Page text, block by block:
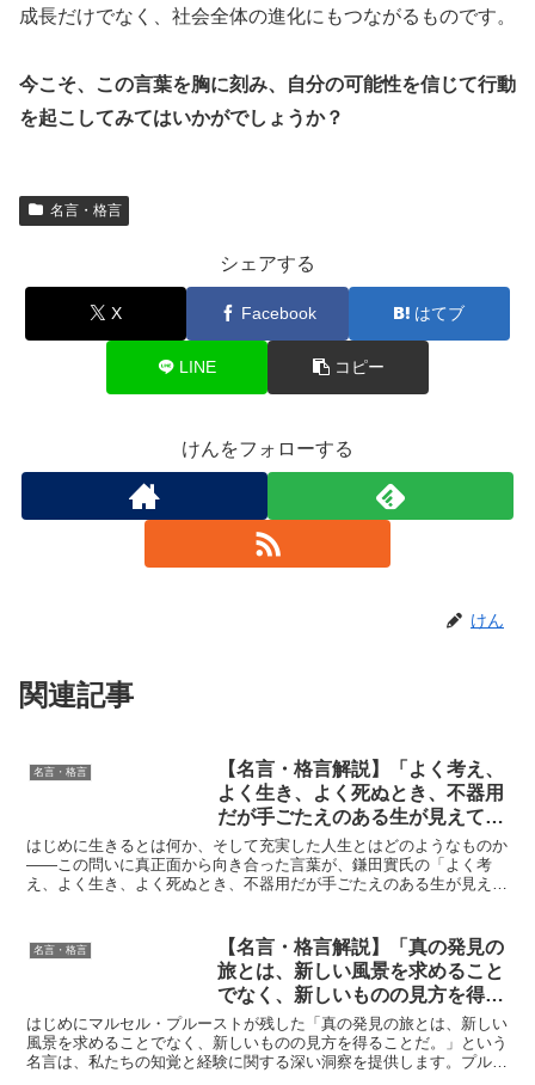
成長だけでなく、社会全体の進化にもつながるものです。
今こそ、この言葉を胸に刻み、自分の可能性を信じて行動
を起こしてみてはいかがでしょうか？
名言・格言
シェアする
X Facebook はてブ
LINE コピー
けんをフォローする
けん
関連記事
名言・格言
【名言・格言解説】「よく考え、
よく生き、よく死ぬとき、不器用
だが手ごたえのある生が見えてく
るような気がする。」by 鎌田實
の深い意味と得られる教訓
はじめに生きるとは何か、そして充実した人生とはどのようなものか
——この問いに真正面から向き合った言葉が、鎌田實氏の「よく考
え、よく生き、よく死ぬとき、不器用だが手ごたえのある生が見えて
名言・格言
【名言・格言解説】「真の発見の
旅とは、新しい風景を求めること
でなく、新しいものの見方を得る
ことだ。」by プルーストの深い
意味と得られる教訓
はじめにマルセル・プルーストが残した「真の発見の旅とは、新しい
風景を求めることでなく、新しいものの見方を得ることだ。」という
名言は、私たちの知覚と経験に関する深い洞察を提供します。プルー